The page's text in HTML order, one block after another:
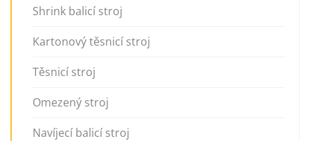
Shrink balicí stroj
Kartonový těsnicí stroj
Těsnicí stroj
Omezený stroj
Navíjecí balicí stroj